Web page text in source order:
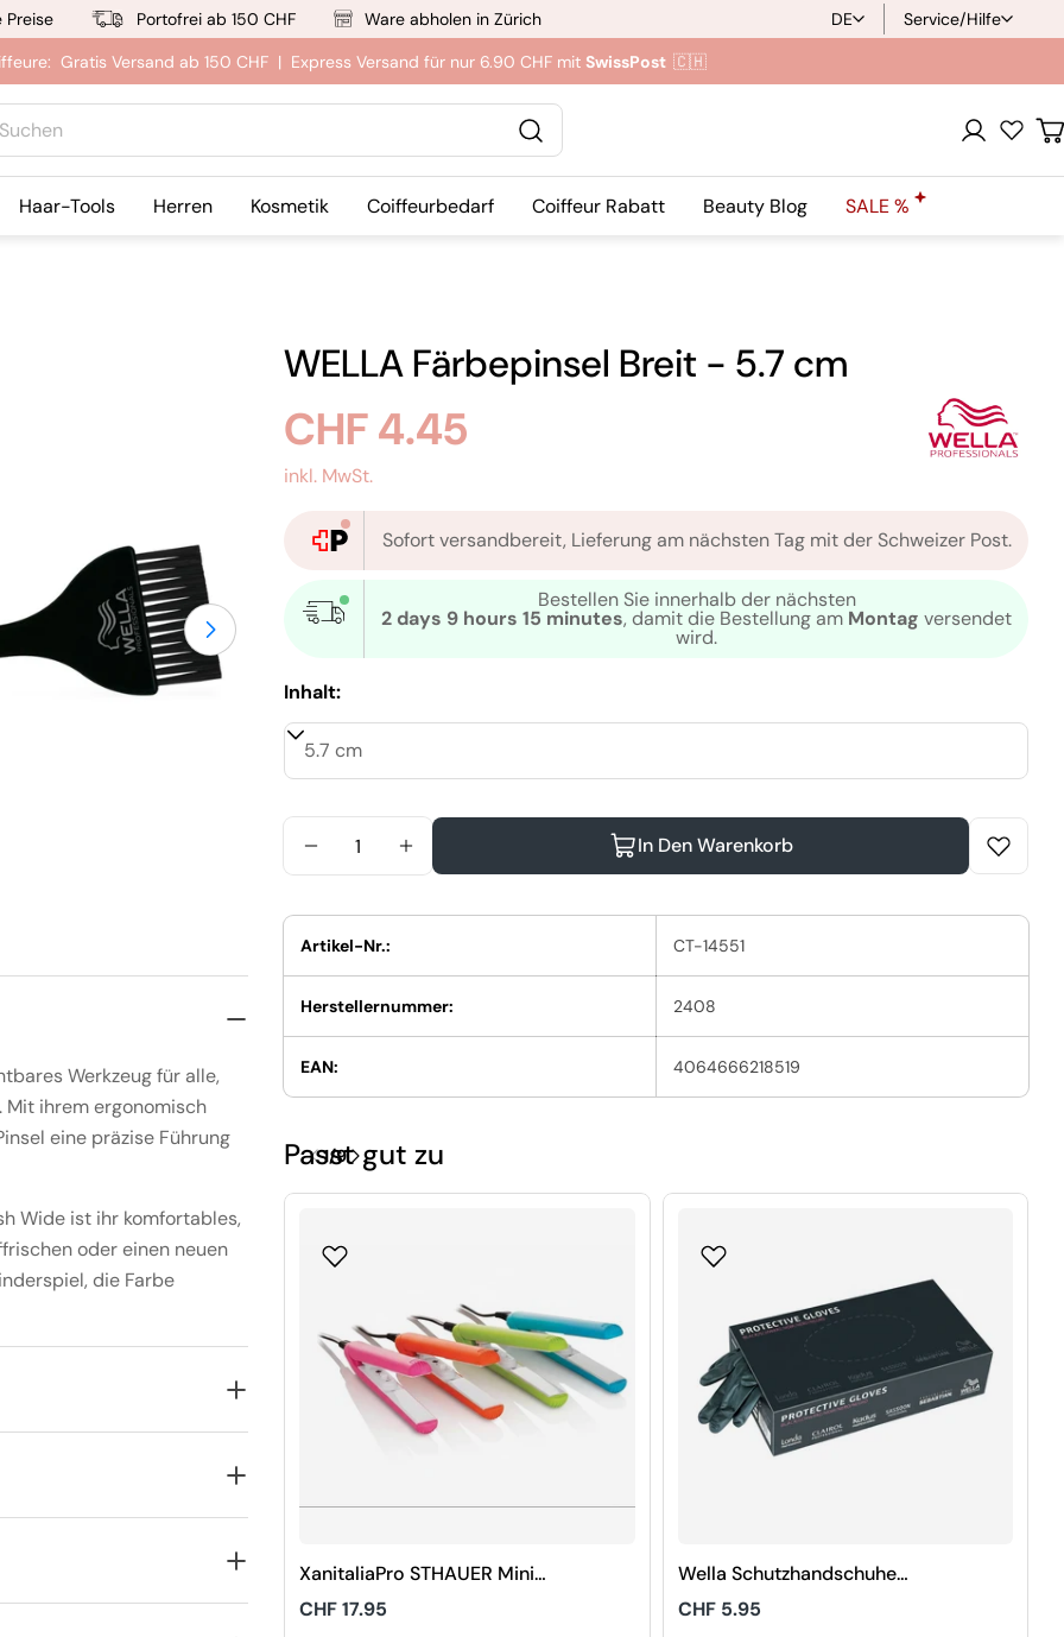
Preise Portofrei ab 150 CHF Ware abholen in Zürich
S
p
a
DE
Service/Hilfe
Gratis Versand ab 150 CHF | Express Versand für nur 6.90 CHF mit SwissPost 🇨🇭
Anmeldung
Haar-Tools Herren Kosmetik Coiffeurbedarf Coiffeur Rabatt Beauty Blog SALE %
Werkzeug für alle,
Mit ihrem ergonomisch
eine präzise Führung
Wide ist ihr komfortables,
oder einen neuen
die Farbe
WELLA Färbepinsel Breit - 5.7 cm
Regulärer
Preis
CHF 4.45
inkl. MwSt.
Sofort versandbereit, Lieferung am nächsten Tag mit der Schweizer Post.
Bestellen Sie innerhalb der nächsten
2 days 9 hours 15 minutes, damit die Bestellung am Montag versendet
wird.
Inhalt:
Menge Für WELLA Färbepinsel Breit Verringern
Menge Für WELLA Färbepinsel Breit Erhöhen
In Den Warenkorb
Artikel-Nr.: CT-14551
Herstellernummer: 2408
EAN: 4064666218519
Passt gut zu
XanitaliaPro STHAUER Mini
Hair Straightener
Regulärer
CHF 17.95
Wella Schutzhandschuhe
Einweghandschuhe
Regulärer
CHF 5.95
1/9